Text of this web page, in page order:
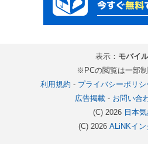
表示： モバイル
※PCの閲覧は一部
利用規約 - プライバシーポリシ
広告掲載- お問い合
(C) 2026 日本
(C) 2026 ALiNKイン